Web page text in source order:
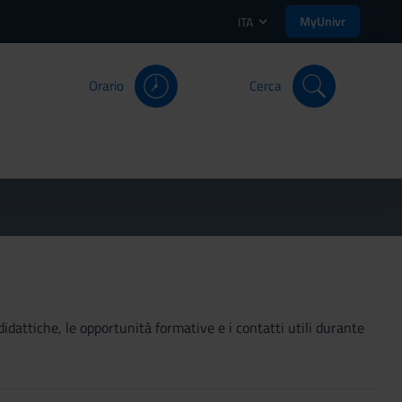
ITA MyUnivr
Orario Cerca
le opportunità formative e i contatti utili durante